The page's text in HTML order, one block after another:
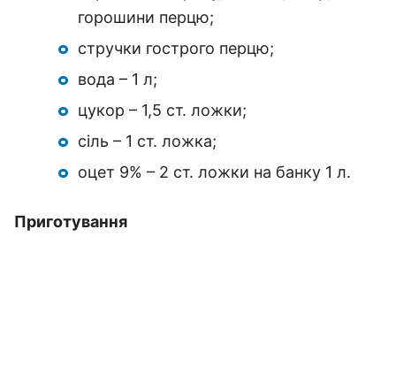
горошини перцю;
стручки гострого перцю;
вода – 1 л;
цукор – 1,5 ст. ложки;
сіль – 1 ст. ложка;
оцет 9% – 2 ст. ложки на банку 1 л.
Приготування